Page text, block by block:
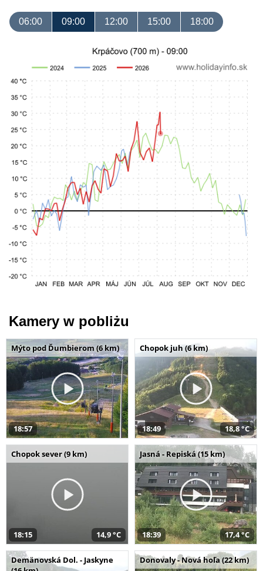
06:00 09:00 12:00 15:00 18:00
Kamery w pobliżu
Mýto pod Ďumbierom (6 km)
18:57
Chopok juh (6 km)
18:49 18,8 °C
Chopok sever (9 km)
18:15 14,9 °C
Jasná - Repiská (15 km)
18:39 17,4 °C
Demänovská Dol. - Jaskyne
Donovaly - Nová hoľa (22 km)